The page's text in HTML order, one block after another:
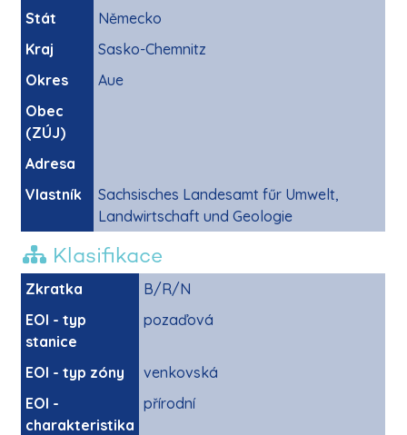
Stát
Německo
Kraj
Sasko-Chemnitz
Okres
Aue
Obec
(ZÚJ)
Adresa
Vlastník
Sachsisches Landesamt fűr Umwelt,
Landwirtschaft und Geologie
Klasifikace
Zkratka
B/R/N
EOI - typ
stanice
pozaďová
EOI - typ zóny
venkovská
EOI -
charakteristika
přírodní